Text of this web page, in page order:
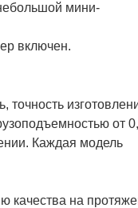
мини-
включен.
точность
от
Каждая модель
качества на